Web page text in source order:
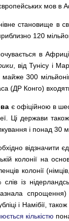
мов в
становище в
120
в
, від Тунісу і
300
(ДР Конго)
є офіційною в
Ці держави
і понад 30
відзначити
колонії на
колонії
слів із
і Намібії,
кількістю